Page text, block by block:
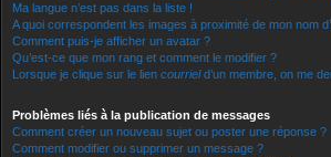
Ma langue n’est pas dans la liste !
A quoi correspondent les images à proximité de mon nom
Comment puis-je afficher un avatar ?
Qu’est-ce que mon rang et comment le modifier ?
Lorsque je clique sur le lien courrield’un membre, on me
Problèmes liés à la publication de messages
Comment créer un nouveau sujet ou poster une réponse ?
Comment modifier ou supprimer un message ?